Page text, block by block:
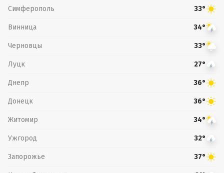
Симферополь 33°
Винница 34°
Черновцы 33°
Луцк 27°
Днепр 36°
Донецк 36°
Житомир 34°
Ужгород 32°
Запорожье 37°